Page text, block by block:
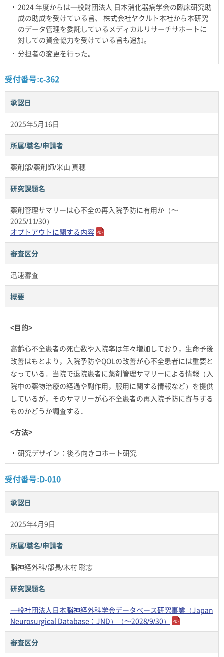
2024 年度からは一般財団法人 日本消化器病学会の臨床研究助
成の助成を受けている旨、 株式会社ヤクルト本社から本研究
のデータ管理を委託しているメディカルリサーチサポートに
対しての資金協力を受けている旨も追加。
分担者の変更を行った。
受付番号:c-362
承認日
2025年5月16日
所属/職名/申請者
薬剤部/薬剤師/米山 真穂
研究課題名
薬剤管理サマリーは心不全の再入院予防に有用か（～
2025/11/30）
オプトアウトに関する内容
審査区分
迅速審査
概要
<目的>
高齢心不全患者の死亡数や入院率は年々増加しており，生命予後
改善はもとより，入院予防やQOLの改善が心不全患者には重要と
なっている．当院で退院患者に薬剤管理サマリーによる情報（入
院中の薬物治療の経過や副作用，服用に関する情報など）を提供
しているが，そのサマリーが心不全患者の再入院予防に寄与する
ものかどうか調査する．
<方法>
研究デザイン：後ろ向きコホート研究
受付番号:D-010
承認日
2025年4月9日
所属/職名/申請者
脳神経外科/部長/木村 聡志
研究課題名
一般社団法人日本脳神経外科学会データベース研究事業（Japan
Neurosurgical Database：JND）（～2028/9/30）
審査区分